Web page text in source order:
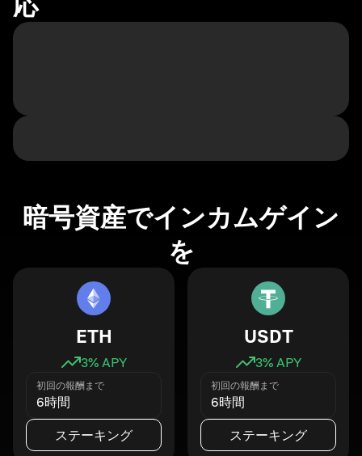
暗号資産でインカムゲイン
を
ETH
3% APY
初回の報酬まで
6時間
ステーキング
USDT
3% APY
初回の報酬まで
6時間
ステーキング